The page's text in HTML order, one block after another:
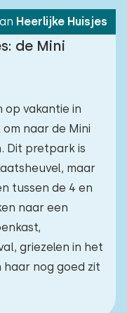
Heerlijke Huisjes
de Mini
op vakantie in
naar de Mini
Dit pretpark is
maar
tussen de 4 en
naar een
griezelen in het
nog goed zit